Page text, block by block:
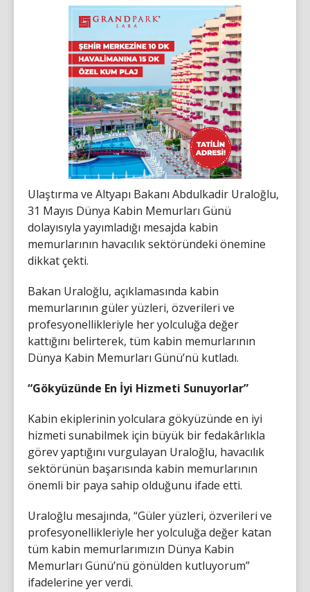
Ulaştırma ve Altyapı Bakanı Abdulkadir Uraloğlu,
31 Mayıs Dünya Kabin Memurları Günü
dolayısıyla yayımladığı mesajda kabin
memurlarının havacılık sektöründeki önemine
dikkat çekti.
Bakan Uraloğlu, açıklamasında kabin
memurlarının güler yüzleri, özverileri ve
profesyonellikleriyle her yolculuğa değer
kattığını belirterek, tüm kabin memurlarının
Dünya Kabin Memurları Günü’nü kutladı.
“Gökyüzünde En İyi Hizmeti Sunuyorlar”
Kabin ekiplerinin yolculara gökyüzünde en iyi
hizmeti sunabilmek için büyük bir fedakârlıkla
görev yaptığını vurgulayan Uraloğlu, havacılık
sektörünün başarısında kabin memurlarının
önemli bir paya sahip olduğunu ifade etti.
Uraloğlu mesajında, “Güler yüzleri, özverileri ve
profesyonellikleriyle her yolculuğa değer katan
tüm kabin memurlarımızın Dünya Kabin
Memurları Günü’nü gönülden kutluyorum”
ifadelerine yer verdi.